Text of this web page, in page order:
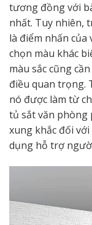
tương đồng với
nhất. Tuy nhiên,
là điểm nhấn của
chọn màu khác
màu sắc cũng
điều quan trọng.
nó được làm từ
tủ sắt văn phòng
xung khắc đối
dụng hỗ trợ